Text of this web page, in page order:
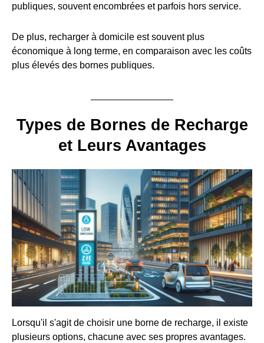
publiques, souvent encombrées et parfois hors service.
De plus, recharger à domicile est souvent plus
économique à long terme, en comparaison avec les coûts
plus élevés des bornes publiques.
Types de Bornes de Recharge
et Leurs Avantages
Lorsqu'il s'agit de choisir une borne de recharge, il existe
plusieurs options, chacune avec ses propres avantages.